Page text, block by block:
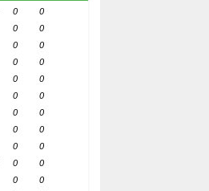
0
0
0
0
0
0
0
0
0
0
0
0
0
0
0
0
0
0
0
0
0
0